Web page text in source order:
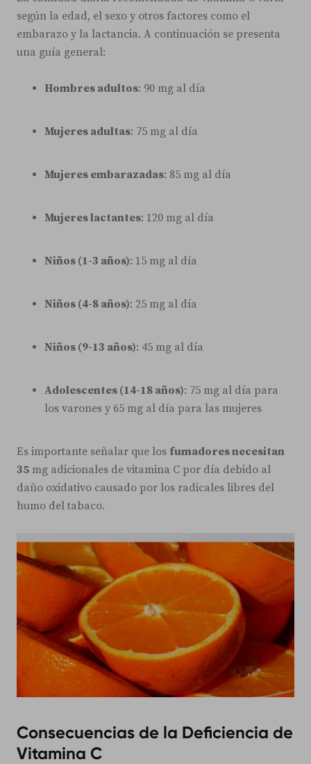
según la edad, el sexo y otros factores como el
embarazo y la lactancia. A continuación se presenta
una guía general:
Hombres adultos: 90 mg al día
Mujeres adultas: 75 mg al día
Mujeres embarazadas: 85 mg al día
Mujeres lactantes: 120 mg al día
Niños (1-3 años): 15 mg al día
Niños (4-8 años): 25 mg al día
Niños (9-13 años): 45 mg al día
Adolescentes (14-18 años): 75 mg al día para
los varones y 65 mg al día para las mujeres
Es importante señalar que los fumadores necesitan
35 mg adicionales de vitamina C por día debido al
daño oxidativo causado por los radicales libres del
humo del tabaco.
Consecuencias de la Deficiencia de
Vitamina C